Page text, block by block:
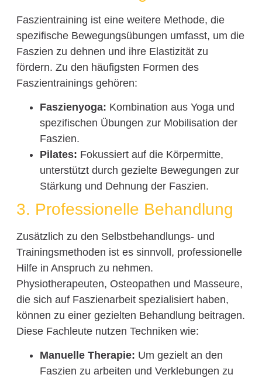
Faszientraining ist eine weitere Methode, die
spezifische Bewegungsübungen umfasst, um die
Faszien zu dehnen und ihre Elastizität zu
fördern. Zu den häufigsten Formen des
Faszientrainings gehören:
Faszienyoga: Kombination aus Yoga und
spezifischen Übungen zur Mobilisation der
Faszien.
Pilates: Fokussiert auf die Körpermitte,
unterstützt durch gezielte Bewegungen zur
Stärkung und Dehnung der Faszien.
3. Professionelle Behandlung
Zusätzlich zu den Selbstbehandlungs- und
Trainingsmethoden ist es sinnvoll, professionelle
Hilfe in Anspruch zu nehmen.
Physiotherapeuten, Osteopathen und Masseure,
die sich auf Faszienarbeit spezialisiert haben,
können zu einer gezielten Behandlung beitragen.
Diese Fachleute nutzen Techniken wie:
Manuelle Therapie: Um gezielt an den
Faszien zu arbeiten und Verklebungen zu